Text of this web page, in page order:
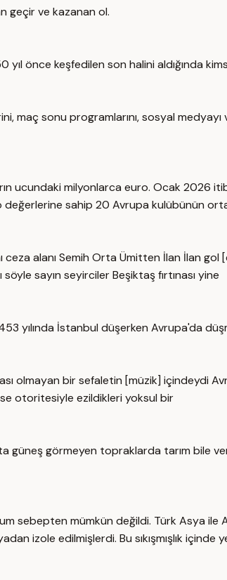
geçir ve kazanan ol.
yıl önce keşfedilen son halini aldığında
maç sonu programlarını, sosyal
ucundaki milyonlarca euro. Ocak
sahip 20 Avrupa kulübünün
alanı Semih Orta Ümitten İlan İlan
sayın seyirciler Beşiktaş fırtınası yine
yılında İstanbul düşerken Avrupa'da
olmayan bir sefaletin [müzik] içindeydi
otoritesiyle ezildikleri yoksul bir
güneş görmeyen topraklarda tarım bile
sebepten mümkün değildi. Türk Asya
izole edilmişlerdi. Bu sıkışmışlık